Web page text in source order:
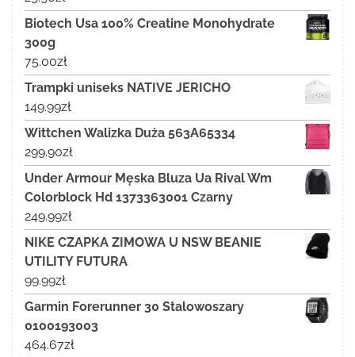
Biotech Usa 100% Creatine Monohydrate
300g
75.00zł
Trampki uniseks NATIVE JERICHO
149.99zł
Wittchen Walizka Duża 563A65334
299.90zł
Under Armour Męska Bluza Ua Rival Wm
Colorblock Hd 1373363001 Czarny
249.99zł
NIKE CZAPKA ZIMOWA U NSW BEANIE
UTILITY FUTURA
99.99zł
Garmin Forerunner 30 Stalowoszary
0100193003
464.67zł